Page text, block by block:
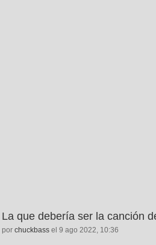
La que debería ser la canción
por chuckbass el 9 ago 2022, 10:36